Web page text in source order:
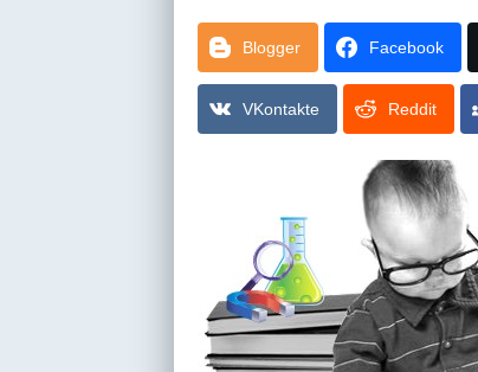
Blogger Facebook
VKontakte Reddit